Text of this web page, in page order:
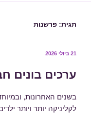
תגית: פרשנות
פורסם
21 ביולי 2026
ערכים בונים
בשנים האחרונות,
לקליניקה יותר ויותר